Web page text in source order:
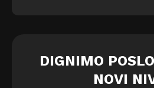
DIGNIMO
NOVI